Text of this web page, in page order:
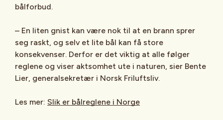
bålforbud.
– En liten gnist kan være nok til at en brann sprer
seg raskt, og selv et lite bål kan få store
konsekvenser. Derfor er det viktig at alle følger
reglene og viser aktsomhet ute i naturen, sier Bente
Lier, generalsekretær i Norsk Friluftsliv.
Les mer: Slik er bålreglene i Norge